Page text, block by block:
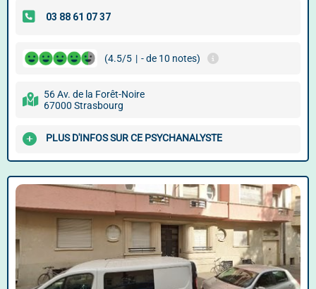
(4.5/5 | - de 10 notes)
56 Av. de la Forêt-Noire
67000 Strasbourg
PLUS D'INFOS SUR CE PSYCHANALYSTE